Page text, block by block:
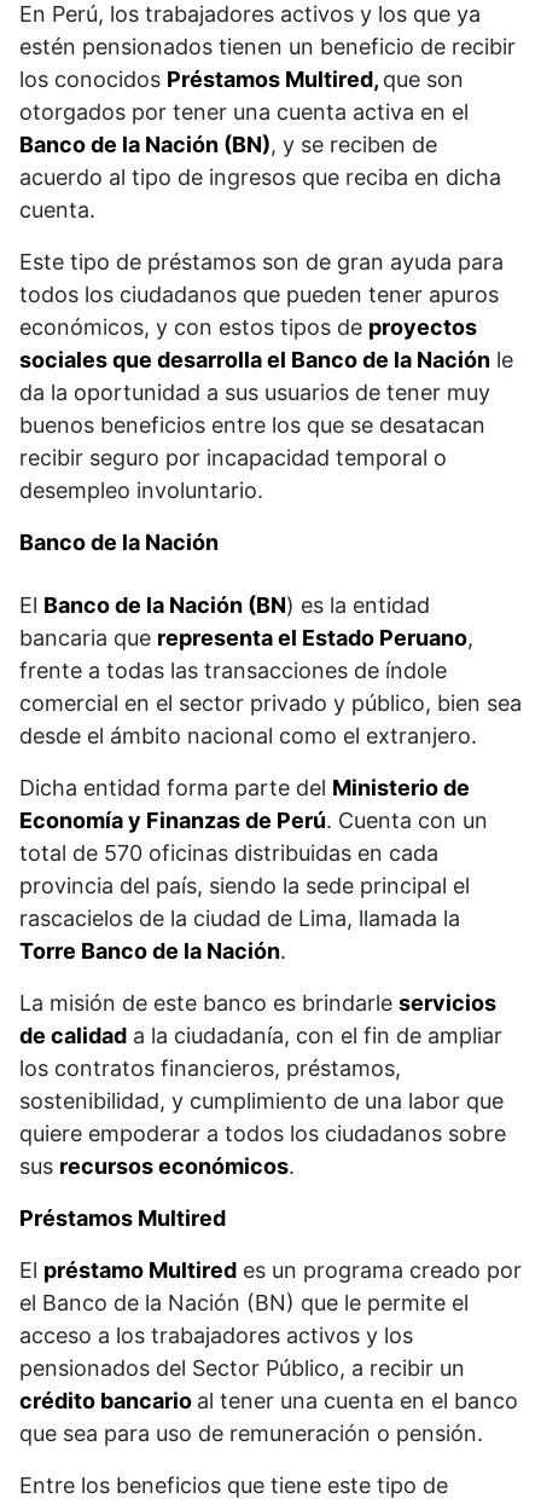
En Perú, los trabajadores activos y los que ya
estén pensionados tienen un beneficio de recibir
los conocidos Préstamos Multired, que son
otorgados por tener una cuenta activa en el
Banco de la Nación (BN), y se reciben de
acuerdo al tipo de ingresos que reciba en dicha
cuenta.
Este tipo de préstamos son de gran ayuda para
todos los ciudadanos que pueden tener apuros
económicos, y con estos tipos de proyectos
sociales que desarrolla el Banco de la Nación le
da la oportunidad a sus usuarios de tener muy
buenos beneficios entre los que se desatacan
recibir seguro por incapacidad temporal o
desempleo involuntario.
Banco de la Nación
El Banco de la Nación (BN) es la entidad
bancaria que representa el Estado Peruano,
frente a todas las transacciones de índole
comercial en el sector privado y público, bien sea
desde el ámbito nacional como el extranjero.
Dicha entidad forma parte del Ministerio de
Economía y Finanzas de Perú. Cuenta con un
total de 570 oficinas distribuidas en cada
provincia del país, siendo la sede principal el
rascacielos de la ciudad de Lima, llamada la
Torre Banco de la Nación.
La misión de este banco es brindarle servicios
de calidad a la ciudadanía, con el fin de ampliar
los contratos financieros, préstamos,
sostenibilidad, y cumplimiento de una labor que
quiere empoderar a todos los ciudadanos sobre
sus recursos económicos.
Préstamos Multired
El préstamo Multired es un programa creado por
el Banco de la Nación (BN) que le permite el
acceso a los trabajadores activos y los
pensionados del Sector Público, a recibir un
crédito bancario al tener una cuenta en el banco
que sea para uso de remuneración o pensión.
Entre los beneficios que tiene este tipo de